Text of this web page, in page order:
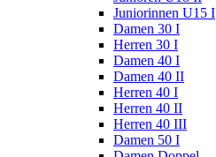
Juniorinnen U15 I
Damen 30 I
Herren 30 I
Damen 40 I
Damen 40 II
Herren 40 I
Herren 40 II
Herren 40 III
Damen 50 I